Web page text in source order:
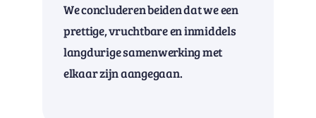
We concluderen beiden dat we een
prettige, vruchtbare en inmiddels
langdurige samenwerking met
elkaar zijn aangegaan.